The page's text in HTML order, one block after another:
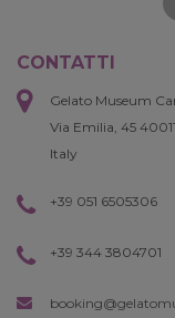
CONTATTI
Gelato Museum
Via Emilia, 45
Italy
+39 051 6505306
+39 344 3804701